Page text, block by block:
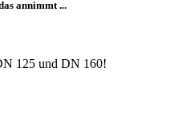
annimmt ...
125 und DN 160!